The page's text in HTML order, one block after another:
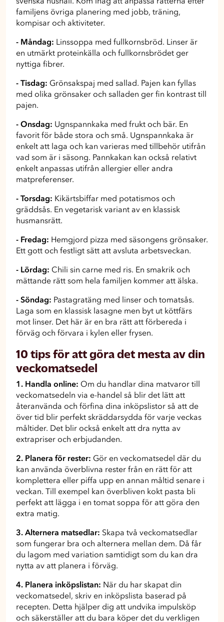
familjens övriga planering med jobb, träning,
kompisar och aktiviteter.
- Måndag: Linssoppa med fullkornsbröd. Linser är
en utmärkt proteinkälla och fullkornsbrödet ger
nyttiga fibrer.
- Tisdag: Grönsakspaj med sallad. Pajen kan fyllas
med olika grönsaker och salladen ger fin kontrast till
pajen.
- Onsdag: Ugnspannkaka med frukt och bär. En
favorit för både stora och små. Ugnspannkaka är
enkelt att laga och kan varieras med tillbehör utifrån
vad som är i säsong. Pannkakan kan också relativt
enkelt anpassas utifrån allergier eller andra
matpreferenser.
- Torsdag: Kikärtsbiffar med potatismos och
gräddsås. En vegetarisk variant av en klassisk
husmansrätt.
- Fredag: Hemgjord pizza med säsongens grönsaker.
Ett gott och festligt sätt att avsluta arbetsveckan.
- Lördag: Chili sin carne med ris. En smakrik och
mättande rätt som hela familjen kommer att älska.
- Söndag: Pastagratäng med linser och tomatsås.
Laga som en klassisk lasagne men byt ut köttfärs
mot linser. Det här är en bra rätt att förbereda i
förväg och förvara i kylen eller frysen.
10 tips för att göra det mesta av din
veckomatsedel
1. Handla online: Om du handlar dina matvaror till
veckomatsedeln via e-handel så blir det lätt att
återanvända och förfina dina inköpslistor så att de
över tid blir perfekt skräddarsydda för varje veckas
måltider. Det blir också enkelt att dra nytta av
extrapriser och erbjudanden.
2. Planera för rester: Gör en veckomatsedel där du
kan använda överblivna rester från en rätt för att
komplettera eller piffa upp en annan måltid senare i
veckan. Till exempel kan överbliven kokt pasta bli
perfekt att lägga i en tomat soppa för att göra den
extra matig.
3. Alternera matsedlar: Skapa två veckomatsedlar
som fungerar bra och alternera mellan dem. Då får
du lagom med variation samtidigt som du kan dra
nytta av att planera i förväg.
4. Planera inköpslistan: När du har skapat din
veckomatsedel, skriv en inköpslista baserad på
recepten. Detta hjälper dig att undvika impulsköp
och säkerställer att du bara köper det du verkligen